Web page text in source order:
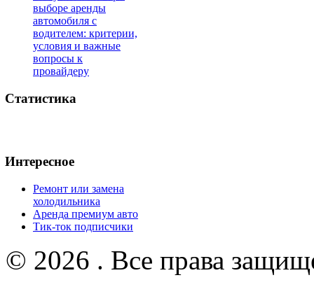
выборе аренды
автомобиля с
водителем: критерии,
условия и важные
вопросы к
провайдеру
Статистика
Интересное
Ремонт или замена
холодильника
Аренда премиум авто
Тик-ток подписчики
© 2026 . Все права